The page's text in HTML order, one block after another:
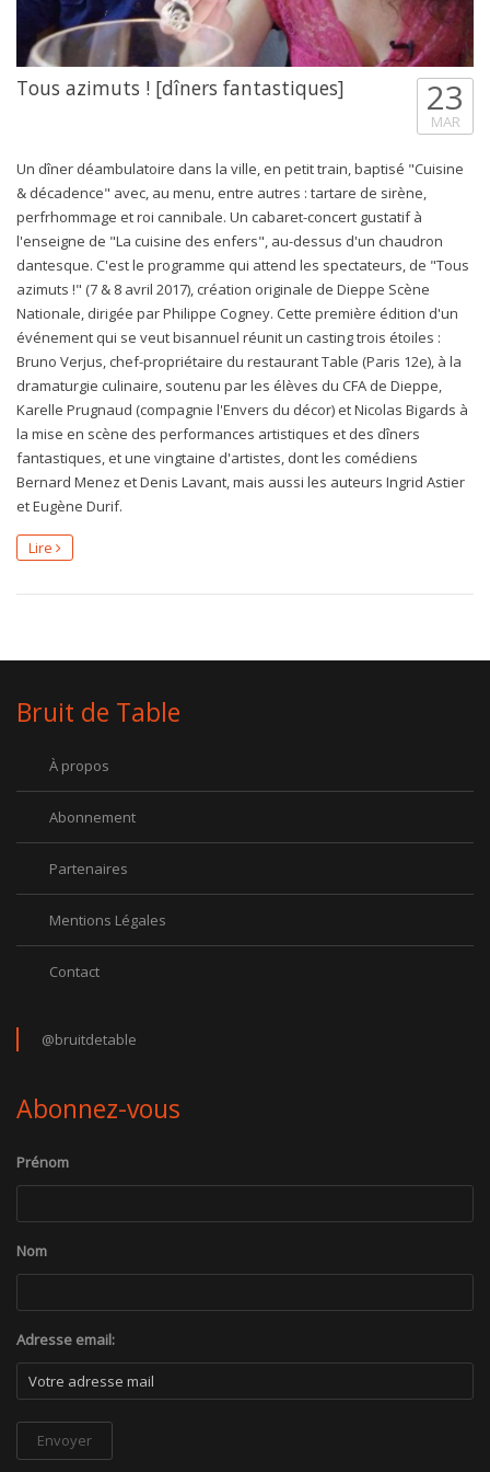
Tous azimuts ! [dîners fantastiques] 23
MAR
Un dîner déambulatoire dans la ville, en petit train, baptisé "Cuisine
& décadence" avec, au menu, entre autres : tartare de sirène,
perfrhommage et roi cannibale. Un cabaret-concert gustatif à
l'enseigne de "La cuisine des enfers", au-dessus d'un chaudron
dantesque. C'est le programme qui attend les spectateurs, de "Tous
azimuts !" (7 & 8 avril 2017), création originale de Dieppe Scène
Nationale, dirigée par Philippe Cogney. Cette première édition d'un
événement qui se veut bisannuel réunit un casting trois étoiles :
Bruno Verjus, chef-propriétaire du restaurant Table (Paris 12e), à la
dramaturgie culinaire, soutenu par les élèves du CFA de Dieppe,
Karelle Prugnaud (compagnie l'Envers du décor) et Nicolas Bigards à
la mise en scène des performances artistiques et des dîners
fantastiques, et une vingtaine d'artistes, dont les comédiens
Bernard Menez et Denis Lavant, mais aussi les auteurs Ingrid Astier
et Eugène Durif.
Lire
Bruit de Table
À propos
Abonnement
Partenaires
Mentions Légales
Contact
@bruitdetable
Abonnez-vous
Prénom
Nom
Adresse email: